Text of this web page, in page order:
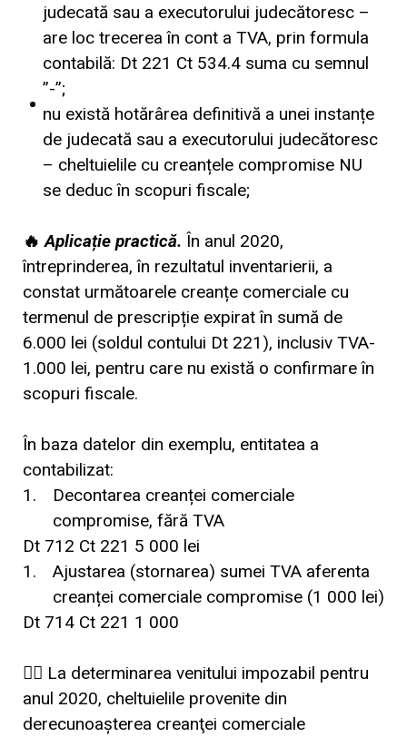
judecată sau a executorului judecătoresc –
are loc trecerea în cont a TVA, prin formula
contabilă: Dt 221 Ct 534.4 suma cu semnul
”-”;
nu există hotărârea definitivă a unei instanțe
de judecată sau a executorului judecătoresc
– cheltuielile cu creanțele compromise NU
se deduc în scopuri fiscale;
🔥 Aplicație practică. În anul 2020,
întreprinderea, în rezultatul inventarierii, a
constat următoarele creanțe comerciale cu
termenul de prescripție expirat în sumă de
6.000 lei (soldul contului Dt 221), inclusiv TVA-
1.000 lei, pentru care nu există o confirmare în
scopuri fiscale.
În baza datelor din exemplu, entitatea a
contabilizat:
Decontarea creanței comerciale
compromise, fără TVA
Dt 712 Ct 221 5 000 lei
Ajustarea (stornarea) sumei TVA aferenta
creanței comerciale compromise (1 000 lei)
Dt 714 Ct 221 1 000
👉🏼 La determinarea venitului impozabil pentru
anul 2020, cheltuielile provenite din
derecunoașterea creanţei comerciale